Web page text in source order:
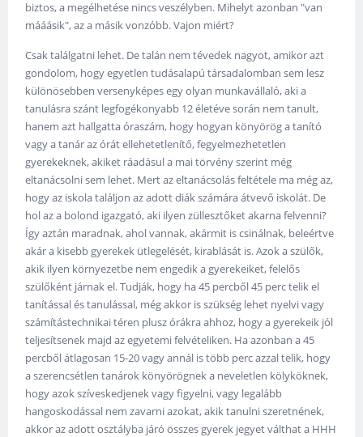
biztos, a megélhetése nincs veszélyben. Mihelyt azonban "van
mááásik", az a másik vonzóbb. Vajon miért?
Csak találgatni lehet. De talán nem tévedek nagyot, amikor azt
gondolom, hogy egyetlen tudásalapú társadalomban sem lesz
különösebben versenyképes egy olyan munkavállaló, aki a
tanulásra szánt legfogékonyabb 12 életéve során nem tanult,
hanem azt hallgatta óraszám, hogy hogyan könyörög a tanító
vagy a tanár az órát ellehetetlenítő, fegyelmezhetetlen
gyerekeknek, akiket ráadásul a mai törvény szerint még
eltanácsolni sem lehet. Mert az eltanácsolás feltétele ma még az,
hogy az iskola találjon az adott diák számára átvevő iskolát. De
hol az a bolond igazgató, aki ilyen züllesztőket akarna felvenni?
Így aztán maradnak, ahol vannak, akármit is csinálnak, beleértve
akár a kisebb gyerekek ütlegelését, kirablását is. Azok a szülők,
akik ilyen környezetbe nem engedik a gyerekeiket, felelős
szülőként járnak el. Tudják, hogy ha 45 percből 45 perc telik el
tanítással és tanulással, még akkor is szükség lehet nyelvi vagy
számítástechnikai téren plusz órákra ahhoz, hogy a gyerekeik jól
teljesítsenek majd az egyetemi felvételiken. Ha azonban a 45
percből átlagosan 15-20 vagy annál is több perc azzal telik, hogy
a szerencsétlen tanárok könyörögnek a neveletlen kölyköknek,
hogy azok szíveskedjenek vagy figyelni, vagy legalább
hangoskodással nem zavarni azokat, akik tanulni szeretnének,
akkor az adott osztályba járó összes gyerek jegyet válthat a HHH